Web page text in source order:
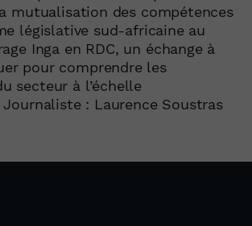
mutualisation des compétences
législative sud-africaine au
Inga en RDC, un échange à
pour comprendre les
secteur à l’échelle
: Laurence Soustras